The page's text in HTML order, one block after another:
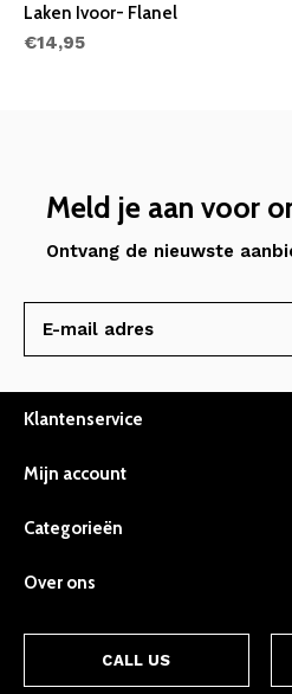
Laken Ivoor- Flanel
€14,95
Meld je aan voor
Ontvang de nieuwste
Klantenservice
Mijn account
Categorieën
Over ons
CALL US